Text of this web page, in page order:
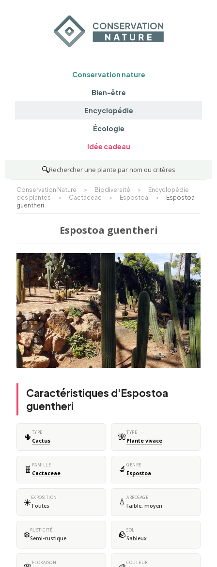
Conservation nature
Bien-être
Encyclopédie
Écologie
Idée cadeau
🔍Rechercher une plante par nom ou critères
Conservation Nature > Biodiversité >
Encyclopédie
des plantes
> Cactaceae > Espostoa >
Espostoa
guentheri
Espostoa guentheri
Caractéristiques d'Espostoa
guentheri
🌵 TYPE
Cactus 🌺TYPE
Plante vivace
🧬 FAMILLE
Cactaceae 🔬 GENRE
Espostoa
☀️EXPOSITION
Toutes 💧 ARROSAGE
Faible, moyen
❄️RUSTICITÉ
Semi-rustique 🪨SOL
Sableux
FLORAISON COULEUR